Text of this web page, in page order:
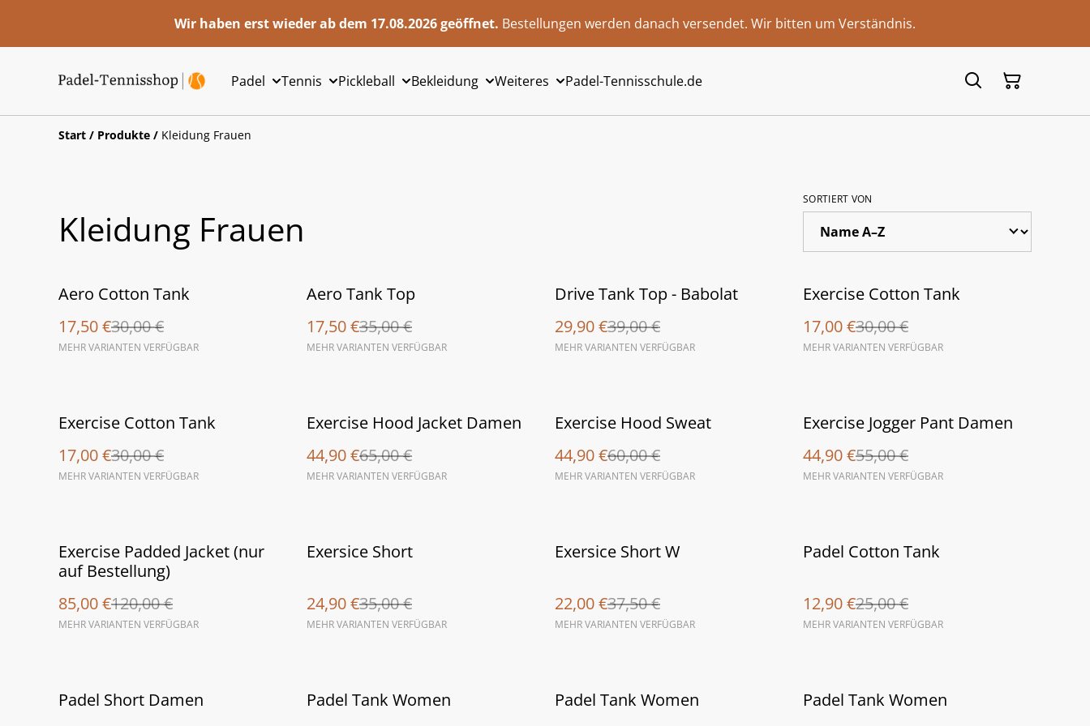
Wir haben erst wieder ab dem 17.08.2026 geöffnet. Bestellungen werden danach versendet. Wir bitten um Verständnis.
Padel Tennis Pickleball Bekleidung Weiteres Padel-Tennisschule.de
Start / Produkte / Kleidung Frauen
Kleidung Frauen
SORTIERT VON
%
Aero Cotton Tank
17,50 €30,00 €
MEHR VARIANTEN VERFÜGBAR
%
Aero Tank Top
17,50 €35,00 €
MEHR VARIANTEN VERFÜGBAR
%
Drive Tank Top - Babolat
29,90 €39,00 €
MEHR VARIANTEN VERFÜGBAR
%
Exercise Cotton Tank
17,00 €30,00 €
MEHR VARIANTEN VERFÜGBAR
%
Exercise Cotton Tank
17,00 €30,00 €
MEHR VARIANTEN VERFÜGBAR
%
Exercise Hood Jacket Damen
44,90 €65,00 €
MEHR VARIANTEN VERFÜGBAR
%
Exercise Hood Sweat
44,90 €60,00 €
MEHR VARIANTEN VERFÜGBAR
%
Exercise Jogger Pant Damen
44,90 €55,00 €
MEHR VARIANTEN VERFÜGBAR
%
Exercise Padded Jacket (nur
auf Bestellung)
85,00 €120,00 €
MEHR VARIANTEN VERFÜGBAR
%
Exersice Short
24,90 €35,00 €
MEHR VARIANTEN VERFÜGBAR
%
Exersice Short W
22,00 €37,50 €
MEHR VARIANTEN VERFÜGBAR
%
Padel Cotton Tank
12,90 €25,00 €
MEHR VARIANTEN VERFÜGBAR
%
Padel Short Damen
%
Padel Tank Women
%
Padel Tank Women
%
Padel Tank Women